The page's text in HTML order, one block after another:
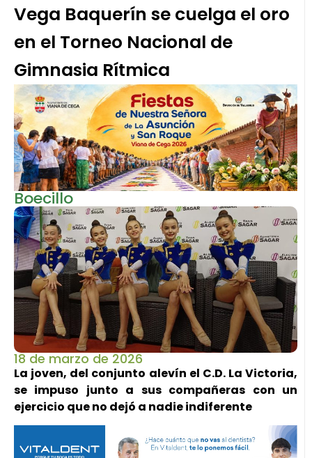
Vega Baquerín se cuelga el oro
en el Torneo Nacional de
Gimnasia Rítmica
Boecillo
18 de marzo de 2026
La joven, del conjunto alevín el C.D. La Victoria,
se impuso junto a sus compañeras con un
ejercicio que no dejó a nadie indiferente